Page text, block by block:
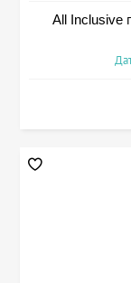
All Inclusive